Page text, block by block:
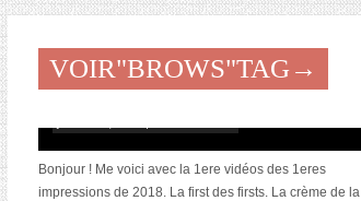
VOIR"BROWS"TAG→
[Vidéo] 1eres impressions / Buzz: Tattoo brow et
Bonjour ! Me voici avec la 1ere vidéos des 1eres
impressions de 2018. La first des firsts. La crème de la